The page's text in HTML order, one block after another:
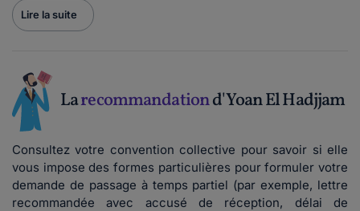
Lire la suite
Larecommandationd'Yoan El Hadjjam
Consultez votre convention collective pour savoir si elle
vous impose des formes particulières pour formuler votre
demande de passage à temps partiel (par exemple, lettre
recommandée avec accusé de réception, délai de